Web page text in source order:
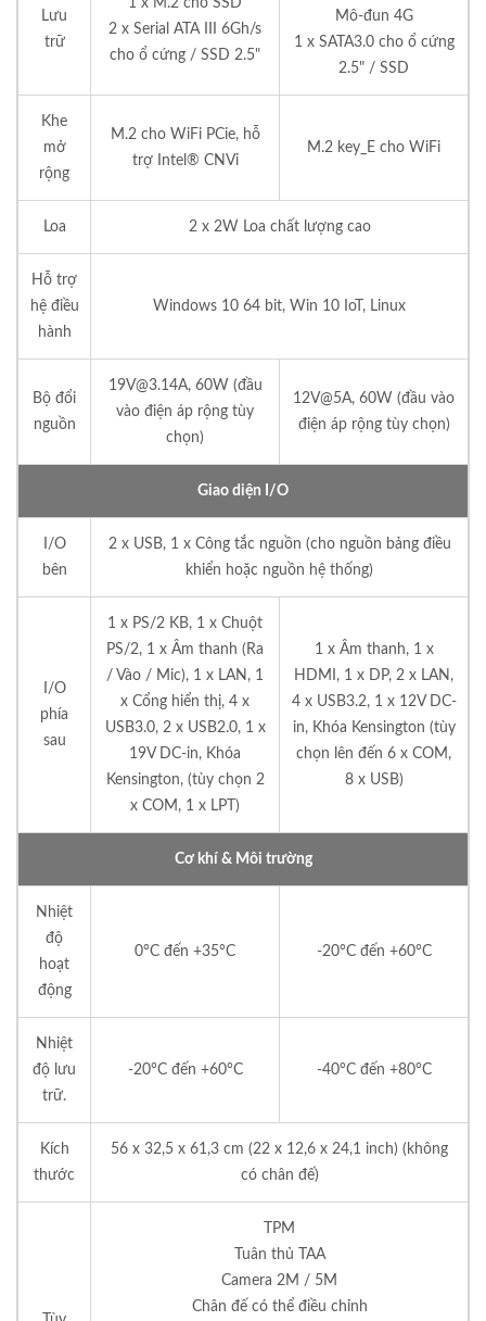
Lưu
trữ
2 x Serial ATA III 6Gh/s
cho ổ cứng / SSD 2.5"
Mô-đun 4G
1 x SATA3.0 cho ổ cứng
2.5" / SSD
Khe
mở
rộng
M.2 cho WiFi PCie, hỗ
trợ Intel® CNVi
M.2 key_E cho WiFi
Loa 2 x 2W Loa chất lượng cao
Hỗ trợ
hệ điều
hành
Windows 10 64 bit, Win 10 IoT, Linux
Bộ đổi
nguồn
19V@3.14A, 60W (đầu
vào điện áp rộng tùy
chọn)
12V@5A, 60W (đầu vào
điện áp rộng tùy chọn)
Giao diện I/O
I/O
bên
2 x USB, 1 x Công tắc nguồn (cho nguồn bảng điều
khiển hoặc nguồn hệ thống)
I/O
phía
sau
1 x PS/2 KB, 1 x Chuột
PS/2, 1 x Âm thanh (Ra
/ Vào / Mic), 1 x LAN, 1
x Cổng hiển thị, 4 x
USB3.0, 2 x USB2.0, 1 x
19V DC-in, Khóa
Kensington, (tùy chọn 2
x COM, 1 x LPT)
1 x Âm thanh, 1 x
HDMI, 1 x DP, 2 x LAN,
4 x USB3.2, 1 x 12V DC-
in, Khóa Kensington (tùy
chọn lên đến 6 x COM,
8 x USB)
Cơ khí & Môi trường
Nhiệt
độ
hoạt
động
0°C đến +35°C -20°C đến +60°C
Nhiệt
độ lưu
trữ.
-20°C đến +60°C -40°C đến +80°C
Kích
thước
56 x 32,5 x 61,3 cm (22 x 12,6 x 24,1 inch) (không
có chân đế)
TPM
Tuân thủ TAA
Camera 2M / 5M
Chân đế có thể điều chỉnh